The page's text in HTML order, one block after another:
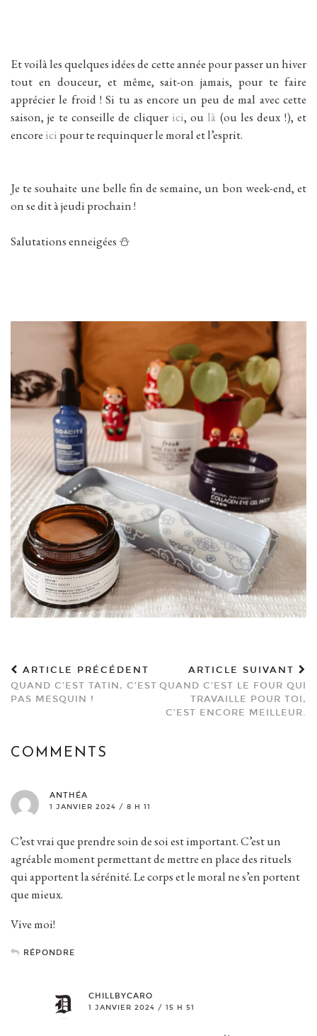
Et voilà les quelques idées de cette année pour passer un hiver
tout en douceur, et même, sait-on jamais, pour te faire
apprécier le froid ! Si tu as encore un peu de mal avec cette
saison, je te conseille de cliquer ici, ou là (ou les deux !), et
encore ici pour te requinquer le moral et l’esprit.
Je te souhaite une belle fin de semaine, un bon week-end, et
on se dit à jeudi prochain !
Salutations enneigées ⛄️
ARTICLE PRÉCÉDENT
QUAND C’EST TATIN, C’EST
PAS MESQUIN !
ARTICLE SUIVANT
QUAND C’EST LE FOUR QUI
TRAVAILLE POUR TOI,
C’EST ENCORE MEILLEUR.
COMMENTS
ANTHÉA
1 JANVIER 2024 / 8 H 11
C’est vrai que prendre soin de soi est important. C’est un
agréable moment permettant de mettre en place des rituels
qui apportent la sérénité. Le corps et le moral ne s’en portent
que mieux.
Vive moi!
RÉPONDRE
CHILLBYCARO
1 JANVIER 2024 / 15 H 51